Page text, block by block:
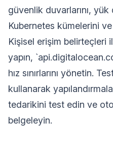
güvenlik duvarlarını,
Kubernetes kümelerini
Kişisel erişim belirteçleri
yapın,
hız sınırlarını yönetin.
kullanarak
tedarikini test edin ve
belgeleyin.